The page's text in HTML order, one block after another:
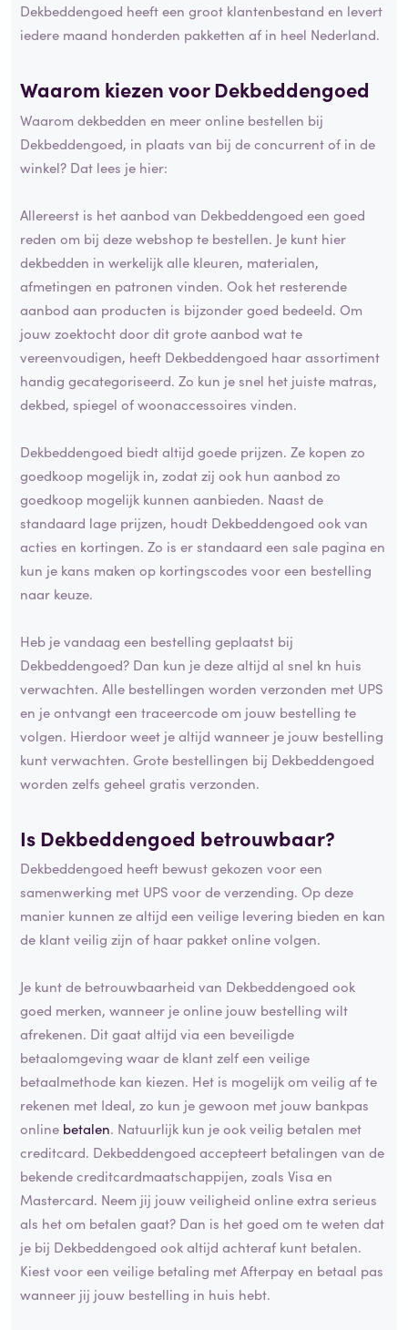
Dekbeddengoed heeft een groot klantenbestand en levert
iedere maand honderden pakketten af in heel Nederland.
Waarom kiezen voor Dekbeddengoed
Waarom dekbedden en meer online bestellen bij
Dekbeddengoed, in plaats van bij de concurrent of in de
winkel? Dat lees je hier:
Allereerst is het aanbod van Dekbeddengoed een goed
reden om bij deze webshop te bestellen. Je kunt hier
dekbedden in werkelijk alle kleuren, materialen,
afmetingen en patronen vinden. Ook het resterende
aanbod aan producten is bijzonder goed bedeeld. Om
jouw zoektocht door dit grote aanbod wat te
vereenvoudigen, heeft Dekbeddengoed haar assortiment
handig gecategoriseerd. Zo kun je snel het juiste matras,
dekbed, spiegel of woonaccessoires vinden.
Dekbeddengoed biedt altijd goede prijzen. Ze kopen zo
goedkoop mogelijk in, zodat zij ook hun aanbod zo
goedkoop mogelijk kunnen aanbieden. Naast de
standaard lage prijzen, houdt Dekbeddengoed ook van
acties en kortingen. Zo is er standaard een sale pagina en
kun je kans maken op kortingscodes voor een bestelling
naar keuze.
Heb je vandaag een bestelling geplaatst bij
Dekbeddengoed? Dan kun je deze altijd al snel kn huis
verwachten. Alle bestellingen worden verzonden met UPS
en je ontvangt een traceercode om jouw bestelling te
volgen. Hierdoor weet je altijd wanneer je jouw bestelling
kunt verwachten. Grote bestellingen bij Dekbeddengoed
worden zelfs geheel gratis verzonden.
Is Dekbeddengoed betrouwbaar?
Dekbeddengoed heeft bewust gekozen voor een
samenwerking met UPS voor de verzending. Op deze
manier kunnen ze altijd een veilige levering bieden en kan
de klant veilig zijn of haar pakket online volgen.
Je kunt de betrouwbaarheid van Dekbeddengoed ook
goed merken, wanneer je online jouw bestelling wilt
afrekenen. Dit gaat altijd via een beveiligde
betaalomgeving waar de klant zelf een veilige
betaalmethode kan kiezen. Het is mogelijk om veilig af te
rekenen met Ideal, zo kun je gewoon met jouw bankpas
online betalen. Natuurlijk kun je ook veilig betalen met
creditcard. Dekbeddengoed accepteert betalingen van de
bekende creditcardmaatschappijen, zoals Visa en
Mastercard. Neem jij jouw veiligheid online extra serieus
als het om betalen gaat? Dan is het goed om te weten dat
je bij Dekbeddengoed ook altijd achteraf kunt betalen.
Kiest voor een veilige betaling met Afterpay en betaal pas
wanneer jij jouw bestelling in huis hebt.